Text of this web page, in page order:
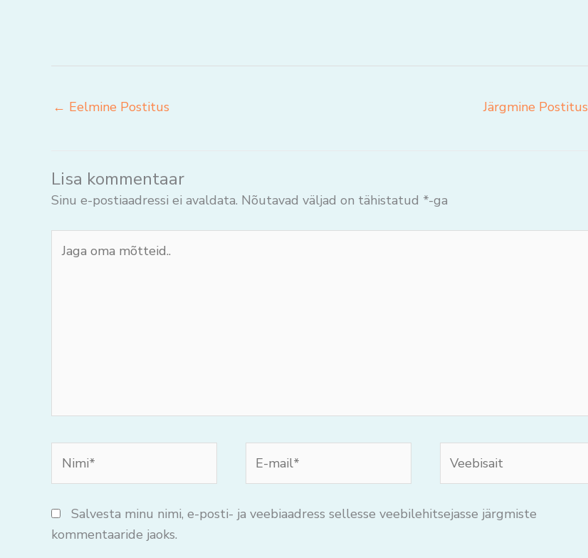
← Eelmine Postitus Järgmine Postitus
Lisa kommentaar
Sinu e-postiaadressi ei avaldata. Nõutavad väljad on tähistatud *-ga
oma
mail*
Salvesta minu nimi, e-posti- ja veebiaadress sellesse veebilehitsejasse järgmiste
kommentaaride jaoks.